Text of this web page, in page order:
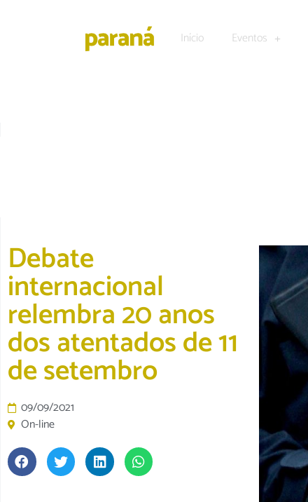
Início Eventos
Debate
internacional
relembra 20 anos
dos atentados de 11
de setembro
09/09/2021
On-line